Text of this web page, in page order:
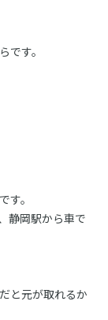
です。
す。
静岡駅から車で
と元が取れるか